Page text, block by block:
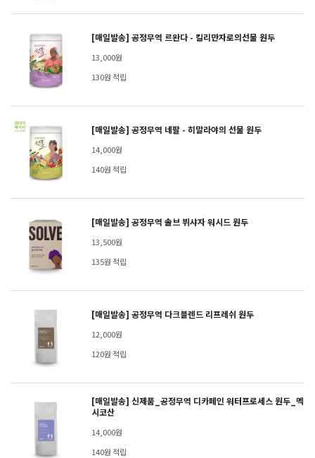
[매일발송] 공정무역 르완다 - 킬리만자로의선물 원두
13,000원
130원 적립
[매일발송] 공정무역 네팔 - 히말라야의 선물 원두
14,000원
140원 적립
[매일발송] 공정무역 솔브 뷔샤자 워시드 원두
13,500원
135원 적립
[매일발송] 공정무역 다크블렌드 리프레쉬 원두
12,000원
120원 적립
[매일발송] 신제품_공정무역 디카페인 워터프로세스 원두_멕
시코산
14,000원
140원 적립